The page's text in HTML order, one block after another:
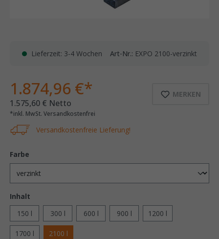
Lieferzeit: 3-4 Wochen Art-Nr.: EXPO 2100-verzinkt
MERKEN
1.874,96 €*
1.575,60 € Netto
*inkl. MwSt. Versandkostenfrei
Versandkostenfreie Lieferung!
Farbe
Inhalt
150 l
300 l 600 l 900 l 1200 l
1700 l 2100 l